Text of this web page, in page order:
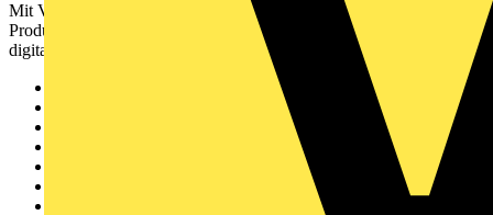
Mit Voltimum erhalten Elektrofachkräfte Zugang zu Branchennews,
Produktinformationen, Schulungen und Tools – alles auf einer
digitalen Plattform und Community.